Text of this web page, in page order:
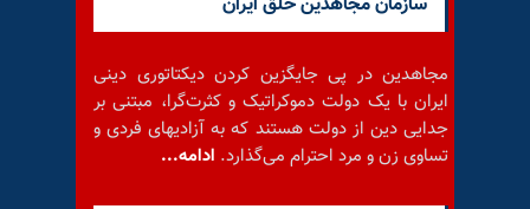
مجاهدین در پی جایگزین کردن دیکتاتوری دینی
ایران با یک دولت دموکراتیک و کثرت‌گرا، مبتنی بر
جدایی دین از دولت هستند که به آزادیهای فردی و
تساوی زن و مرد احترام می‌گذارد. ادامه...